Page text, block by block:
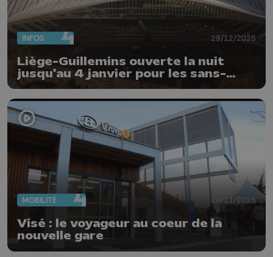
INFOS 29/12/2025
Liège-Guillemins ouverte la nuit
jusqu'au 4 janvier pour les sans-
abris
MOBILITÉ 20/11/2025
Visé : le voyageur au coeur de la
nouvelle gare